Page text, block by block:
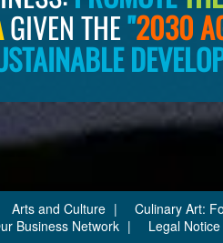
GIVEN THE"2030
Arts and Culture
Culinary Art:
Business Network Legal Notice